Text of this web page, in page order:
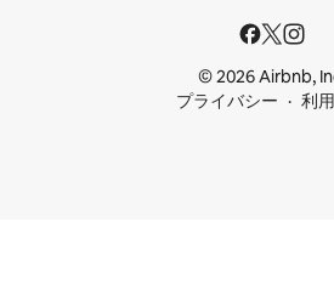
© 2026 Airbnb,
プライバシー
利